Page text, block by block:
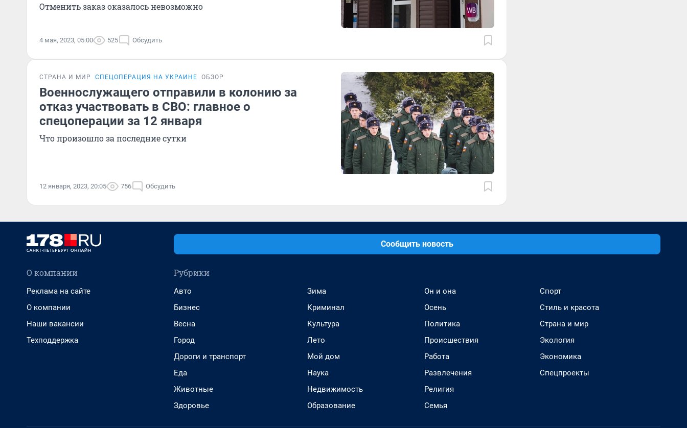
Отменить заказ оказалось невозможно
4 мая, 2023, 05:00 525 Обсудить
СТРАНА И МИР СПЕЦОПЕРАЦИЯ НА УКРАИНЕ ОБЗОР
Военнослужащего отправили в колонию за
отказ участвовать в СВО: главное о
спецоперации за 12 января
Что произошло за последние сутки
12 января, 2023, 20:05 756 Обсудить
Сообщить новость
О компании
Реклама на сайте
О компании
Наши вакансии
Техподдержка
Рубрики
Авто
Бизнес
Весна
Город
Дороги и транспорт
Еда
Животные
Здоровье
Зима
Криминал
Культура
Лето
Мой дом
Наука
Недвижимость
Образование
Он и она
Осень
Политика
Происшествия
Работа
Развлечения
Религия
Семья
Спорт
Стиль и красота
Страна и мир
Экология
Экономика
Спецпроекты